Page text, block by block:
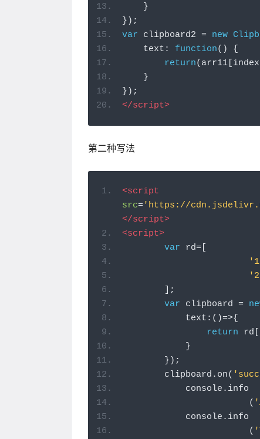
}
});
var clipboard2 = new
    text
: function()
{
return( arr11[
}
});
</script>
第二种写法
<script
src='https://
</script>
<script>
var rd=[
];
var clipboard =
            text
:()=>{
return rd
}
});
        clipboard
. on(
            console
. info
(
            console
. info
(